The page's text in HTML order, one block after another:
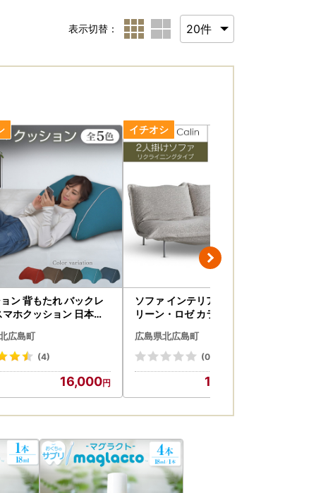
表示切替：
ン 背もたれ バックレ
マホクッション 日本製
ーンクッション モカ
_NI040_006
広島町
(4)
16,000
ソファ インテリア ligne roset
リーン・ロゼ カラン 2人掛けソ
Hランク・Gランク生地） 家具
国産 送料無料_OD032_011
広島県北広島町
(0)
1,700,000